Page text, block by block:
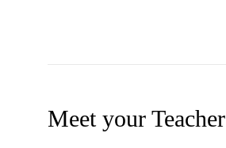
Meet your Teacher